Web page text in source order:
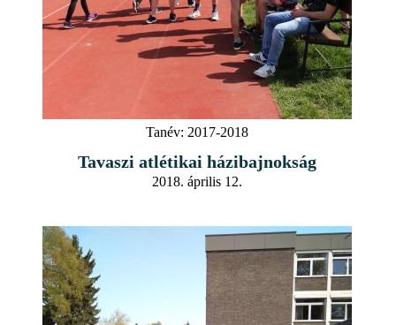
Tanév: 2017-2018
Tavaszi atlétikai házibajnokság
2018. április 12.